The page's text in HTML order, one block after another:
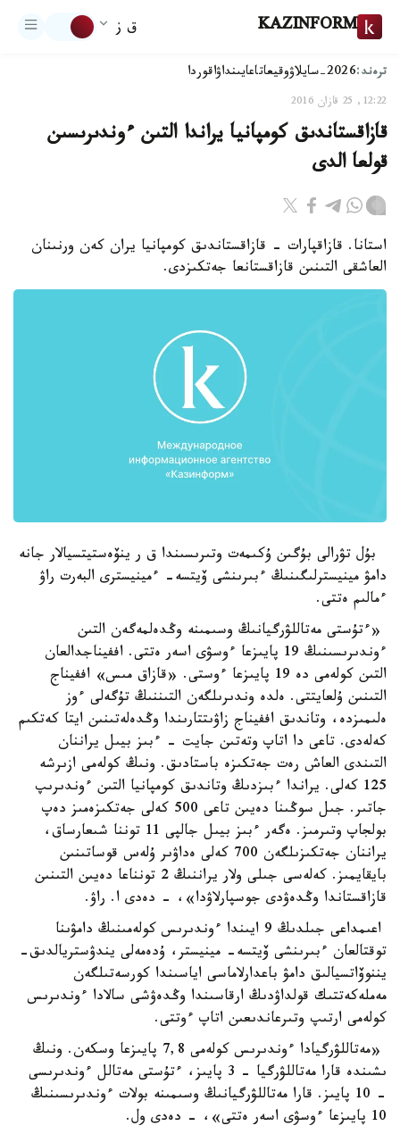
KAZINFORM ق ز
ترەند:2026-سايلاۋ وقيعاتاعايىنداۋاقوردا
12:22, 25 قازان 2016
قازاقستاندىق كومپانيا يراندا التىن ءوندىرىسىن
قولعا الدى
استانا. قازاقپارات - قازاقستاندىق كومپانيا يران كەن ورنىنان
العاشقى التىنىن قازاقستانعا جەتكىزدى.
بۇل تۋرالى بۇگىن ۇكىمەت وتىرىسىندا ق ر ينۆەستيتسيالار جانە
دامۋ مينيسترلىگىنىڭ ءبىرىنشى ۆيتسە- ءمينيسترى البەرت راۋ
ءمالىم ەتتى.
«ءتۇستى مەتاللۋرگيانىڭ وسىمىنە وڭدەلمەگەن التىن
ءوندىرىسىنىڭ 19 پايىزعا ءوسۋى اسەر ەتتى. اففيناجدالعان
التىن كولەمى دە 19 پايىزعا ءوستى. «قازاق مىس» اففيناج
التىنىن ۇلعايتتى. ەلدە وندىرىلگەن التىننىڭ تۇگەلى ءوز
ەلىمىزدە، وتاندىق اففيناج زاۋىتتارىندا وڭدەلەتىنىن ايتا كەتكىم
كەلەدى. تاعى دا اتاپ وتەتىن جايت - ءبىز بيىل يراننان
التىندى العاش رەت جەتكىزە باستادىق. ونىڭ كولەمى ازىرشە
125 كەلى. يراندا ءبىزدىڭ وتاندىق كومپانيا التىن ءوندىرىپ
جاتىر. جىل سوڭىنا دەيىن تاعى 500 كەلى جەتكىزەمىز دەپ
بولجاپ وتىرمىز. ەگەر ءبىز بيىل جالپى 11 توننا شىعارساق،
يراننان جەتكىزىلگەن 700 كەلى ەداۋىر ۇلەس قوساتىنىن
بايقايمىز. كەلەسى جىلى ولار يراننىڭ 2 تونناعا دەيىن التىنىن
قازاقستاندا وڭدەۋدى جوسپارلاۋدا»، - دەدى ا. راۋ.
اعىمداعى جىلدىڭ 9 ايىندا ءوندىرىس كولەمىنىڭ دامۋىنا
توقتالعان ءبىرىنشى ۆيتسە- مينيستر، ۇدەمەلى يندۋستريالدىق-
يننوۆاتسيالىق دامۋ باعدارلاماسى اياسىندا كورسەتىلگەن
مەملەكەتتىك قولداۋدىڭ ارقاسىندا وڭدەۋشى سالادا ءوندىرىس
كولەمى ارتىپ وتىرعاندىعىن اتاپ ءوتتى.
«مەتاللۋرگيادا ءوندىرىس كولەمى 7,8 پايىزعا وسكەن. ونىڭ
ىشىندە قارا مەتاللۋرگيا - 3 پايىز، ءتۇستى مەتالل ءوندىرىسى
- 10 پايىز. قارا مەتاللۋرگيانىڭ وسىمىنە بولات ءوندىرىسىنىڭ
10 پايىزعا ءوسۋى اسەر ەتتى»، - دەدى ول.